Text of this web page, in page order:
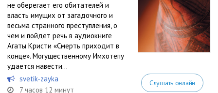
не оберегает его обитателей и
власть имущих от загадочного и
весьма странного преступления, о
чем и пойдет речь в аудиокниге
Агаты Кристи «Смерть приходит в
конце». Могущественному Имхотепу
удается навести...
svetik-zayka
7 часов 12 минут
Слушать онлайн